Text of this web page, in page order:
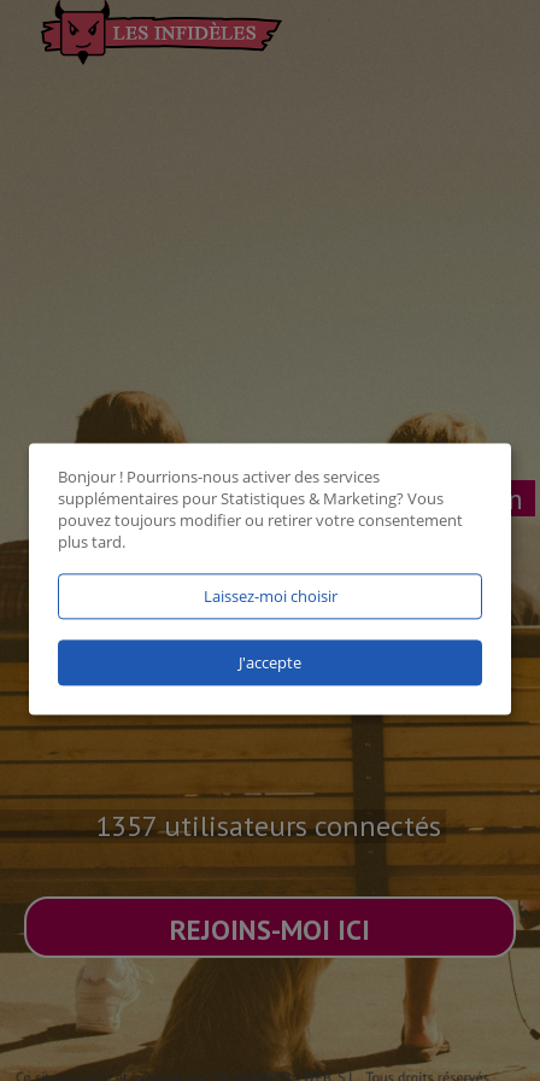
Connexion
1357 utilisateurs connectés
REJOINS-MOI ICI
Bonjour ! Pourrions-nous activer des services
supplémentaires pourStatistiques & Marketing? Vous
pouvez toujours modifier ou retirer votre consentement
plus tard.
Laissez-moi choisir
J'accepte